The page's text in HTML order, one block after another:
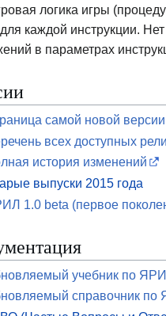
логика игры
каждой инструкции.
в параметрах
самой новой версии
всех доступных
история изменений
выпуски 2015 года
1.0 beta (первое
учебник по
справочник по